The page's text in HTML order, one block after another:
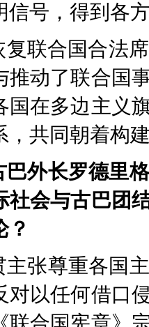
信号，得到各
联合国合法
推动了联合国
国在多边主义
，共同朝着构
外长罗德里
社会与古巴团
？
张尊重各国
对以任何借口